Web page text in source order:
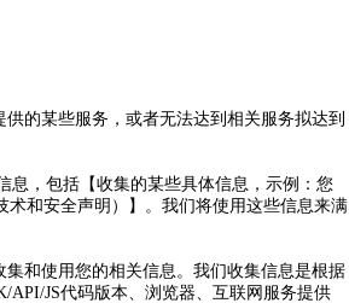
的某些服务，或者无法达到相关服务拟达到
息，包括【收集的某些具体信息，示例：您
术和安全声明）】。我们将使用这些信息来满
和使用您的相关信息。我们收集信息是根据
JS代码版本、浏览器、互联网服务提供